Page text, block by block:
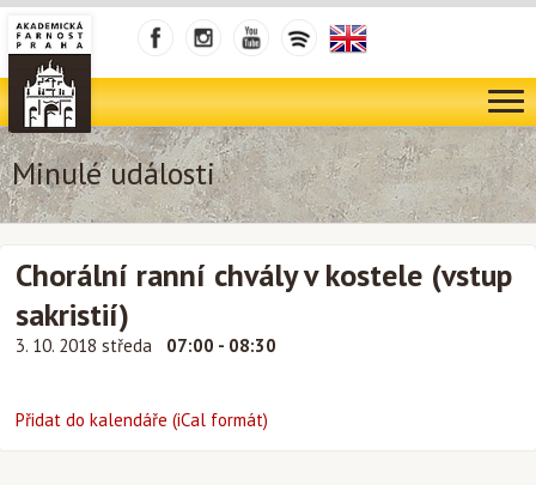
Minulé události
Chorální ranní chvály v kostele (vstup
sakristií)
3. 10. 2018 středa 07:00 - 08:30
Přidat do kalendáře (iCal formát)